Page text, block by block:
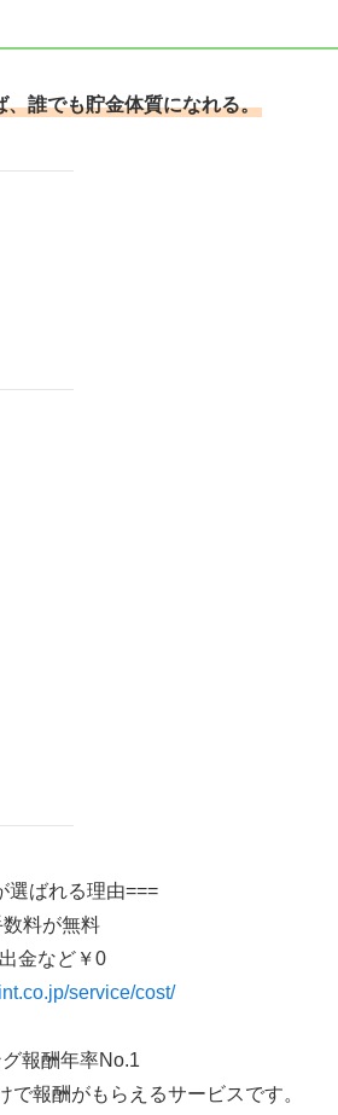
誰でも貯金体質になれる。
選ばれる理由===
料が無料
金など￥0
service/cost/
報酬年率No.1
報酬がもらえるサービスです。